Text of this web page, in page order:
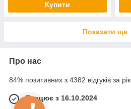
Купити
Показати ще
Про нас
84% позитивних з 4382 відгуків за рік
Працює з 16.10.2024